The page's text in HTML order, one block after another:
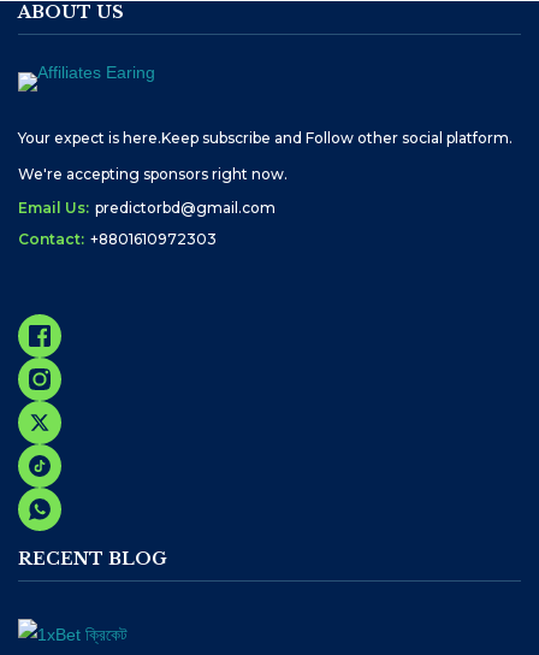
ABOUT US
Your expect is here.Keep subscribe and Follow other social platform.
We're accepting sponsors right now.
Email Us: predictorbd@gmail.com
Contact: +8801610972303
RECENT BLOG